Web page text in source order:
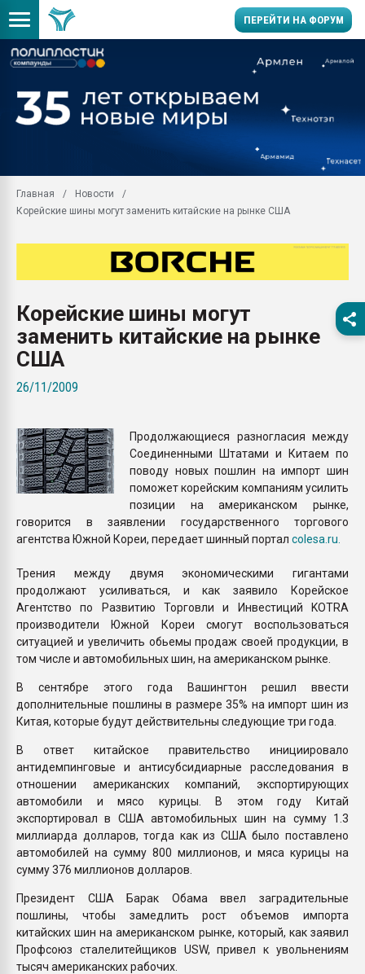
ПЕРЕЙТИ НА ФОРУМ
производство SPC
заводу пластмасс"
Подмосковье, Москва
28.07.2026
пластмасс
28.07.2026
ситуацией на
ПЕРЕЙТИ НА
Главная
Новости
Корейские шины могут заменить китайские на рынке США
Корейские шины могут
заменить китайские на рынке
США
26/11/2009
Продолжающиеся разногласия между
Соединенными Штатами и Китаем по
поводу новых пошлин на импорт шин
поможет корейским компаниям усилить
позиции на американском рынке,
говорится в заявлении государственного торгового
агентства Южной Кореи, передает шинный портал colesa.ru.
Трения между двумя экономическими гигантами
продолжают усиливаться, и как заявило Корейское
Агентство по Развитию Торговли и Инвестиций KOTRA
производители Южной Кореи смогут воспользоваться
ситуацией и увеличить обьемы продаж своей продукции, в
том числе и автомобильных шин, на американском рынке.
В сентябре этого года Вашингтон решил ввести
дополнительные пошлины в размере 35% на импорт шин из
Китая, которые будут действительны следующие три года.
В ответ китайское правительство инициировало
антидемпинговые и антисубсидиарные расследования в
отношении американских компаний, экспортирующих
автомобили и мясо курицы. В этом году Китай
экспортировал в США автомобильных шин на сумму 1.3
миллиарда долларов, тогда как из США было поставлено
автомобилей на сумму 800 миллионов, и мяса курицы на
сумму 376 миллионов долларов.
Президент США Барак Обама ввел заградительные
пошлины, чтобы замедлить рост объемов импорта
китайских шин на американском рынке, который, как заявил
Профсоюз сталелитейщиков USW, привел к увольнениям
тысяч американских рабочих.